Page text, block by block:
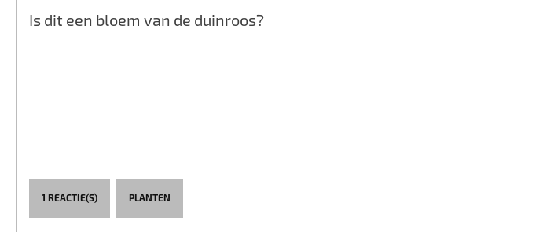
Is dit een bloem van de duinroos?
1 REACTIE(S) PLANTEN